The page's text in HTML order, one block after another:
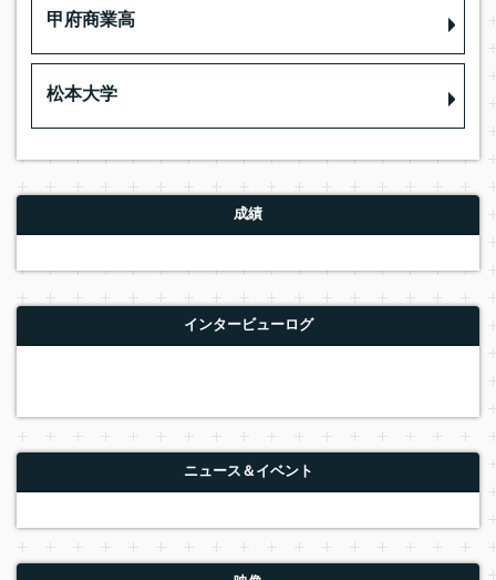
甲府商業高
松本大学
成績
インタービューログ
ニュース＆イベント